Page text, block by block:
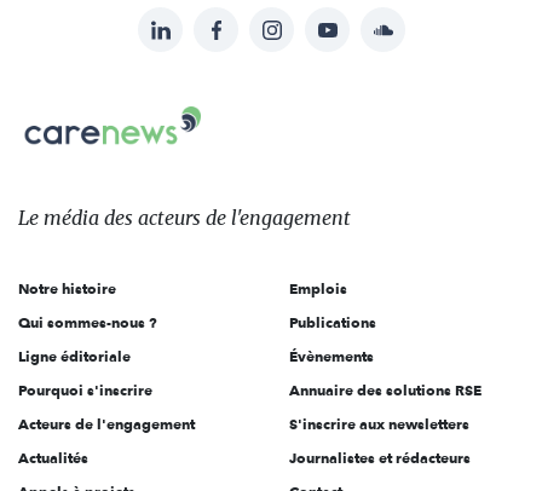
sur:
LinkedInFacebookInstagramYouTubeSoundcloud
Carenews,
Le
des
l'engagement
Le média des acteurs de l'engagement
Notre histoire
Qui sommes-nous ?
Ligne éditoriale
Pourquoi s'inscrire
Acteurs de l'engagement
Actualités
Emplois
Publications
Évènements
Annuaire des solutions RSE
S'inscrire aux newsletters
Journalistes et rédacteurs